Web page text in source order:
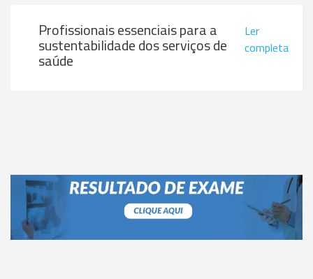
Profissionais essenciais para a
sustentabilidade dos serviços de
saúde
Ler
completa